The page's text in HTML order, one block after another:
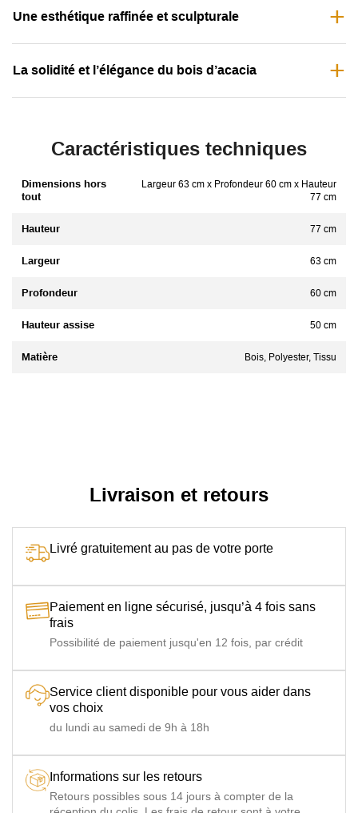
Une esthétique raffinée et sculpturale
La solidité et l’élégance du bois d’acacia
Caractéristiques techniques
Dimensions hors
tout
Largeur 63 cm x Profondeur 60 cm x Hauteur
77 cm
Hauteur 77 cm
Largeur 63 cm
Profondeur 60 cm
Hauteur assise 50 cm
Matière Bois, Polyester, Tissu
Livraison et retours
Livré gratuitement au pas de votre porte
Paiement en ligne sécurisé, jusqu’à 4 fois sans
frais
Possibilité de paiement jusqu'en 12 fois, par crédit
Service client disponible pour vous aider dans
vos choix
du lundi au samedi de 9h à 18h
Informations sur les retours
Retours possibles sous 14 jours à compter de la